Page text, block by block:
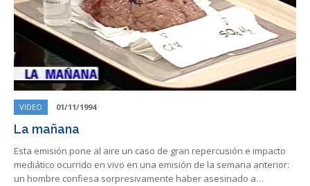
VIDEO 01/11/1994
La mañana
Esta emisión pone al aire un caso de gran repercusión e impacto
mediático ocurrido en vivo en una emisión de la semana anterior:
un hombre confiesa sorpresivamente haber asesinado a…